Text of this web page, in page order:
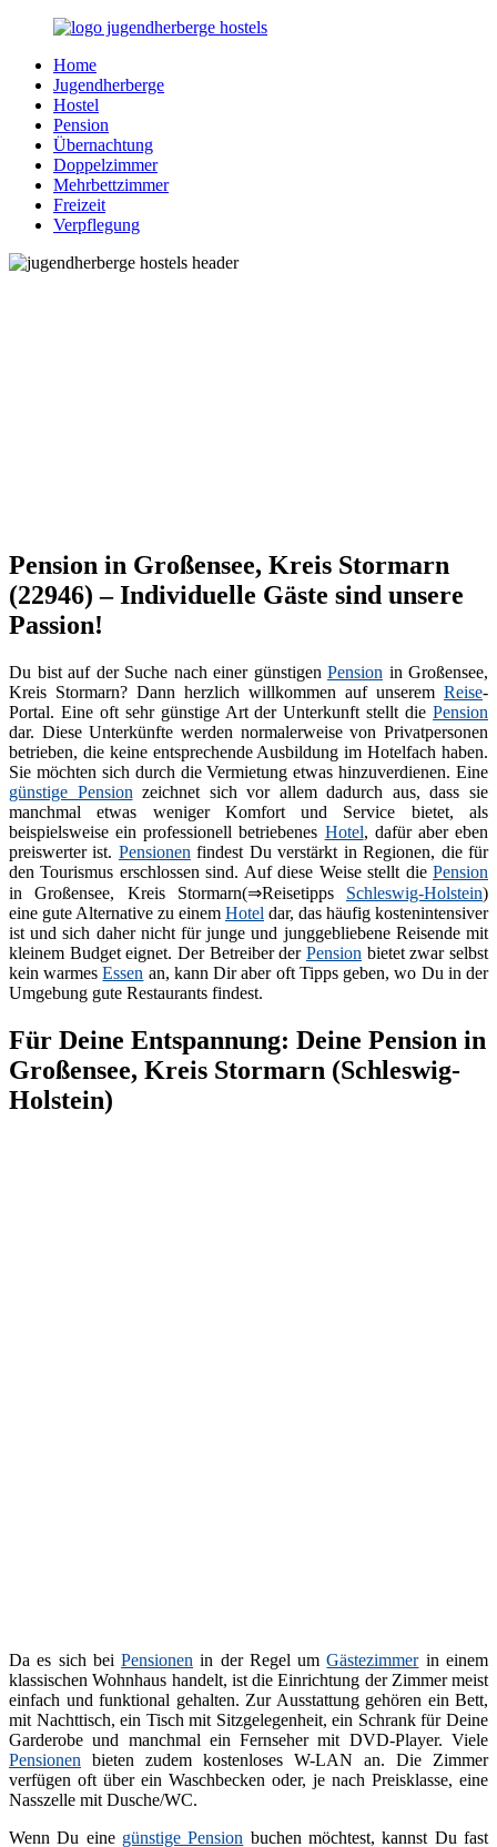
Zurück
Inhalt
Jugendherberge-
Hostels.de
Reisen
junge
jung
gebliebene
Menschen
Home
Jugendherberge
Hostel
Pension
Übernachtung
Doppelzimmer
Mehrbettzimmer
Freizeit
Verpflegung
Pension in Großensee, Kreis Stormarn
(22946) – Individuelle Gäste sind unsere
Passion!
Du bist auf der Suche nach einer günstigen Pension in Großensee,
Kreis Stormarn? Dann herzlich willkommen auf unserem Reise-
Portal. Eine oft sehr günstige Art der Unterkunft stellt die Pension
dar. Diese Unterkünfte werden normalerweise von Privatpersonen
betrieben, die keine entsprechende Ausbildung im Hotelfach haben.
Sie möchten sich durch die Vermietung etwas hinzuverdienen. Eine
günstige Pension zeichnet sich vor allem dadurch aus, dass sie
manchmal etwas weniger Komfort und Service bietet, als
beispielsweise ein professionell betriebenes Hotel, dafür aber eben
preiswerter ist. Pensionen findest Du verstärkt in Regionen, die für
den Tourismus erschlossen sind. Auf diese Weise stellt die Pension
in Großensee, Kreis Stormarn(⇒Reisetipps Schleswig-Holstein)
eine gute Alternative zu einem Hotel dar, das häufig kostenintensiver
ist und sich daher nicht für junge und junggebliebene Reisende mit
kleinem Budget eignet. Der Betreiber der Pension bietet zwar selbst
kein warmesEssen an, kann Dir aber oft Tipps geben, wo Du in der
Umgebung gute Restaurants findest.
Für Deine Entspannung: Deine Pension in
Großensee, Kreis Stormarn (Schleswig-
Holstein)
Da es sich beiPensionen in der Regel umGästezimmerin einem
klassischen Wohnhaus handelt, ist die Einrichtung der Zimmer meist
einfach und funktional gehalten. Zur Ausstattung gehören ein Bett,
mit Nachttisch, ein Tisch mit Sitzgelegenheit, ein Schrank für Deine
Garderobe und manchmal ein Fernseher mit DVD-Player. Viele
Pensionen bieten zudem kostenloses W-LAN an. Die Zimmer
verfügen oft über ein Waschbecken oder, je nach Preisklasse, eine
Nasszelle mit Dusche/WC.
Wenn Du eine günstige Pension buchen möchtest, kannst Du fast